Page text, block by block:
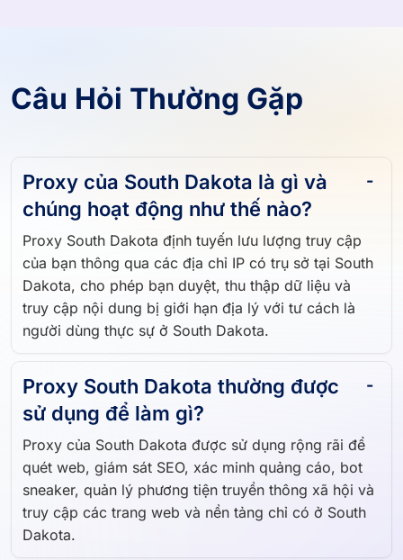
Proxy của South Dakota là gì và
chúng hoạt động như thế nào?
Proxy South Dakota định tuyến lưu lượng truy cập
của bạn thông qua các địa chỉ IP có trụ sở tại South
Dakota, cho phép bạn duyệt, thu thập dữ liệu và
truy cập nội dung bị giới hạn địa lý với tư cách là
Proxy South Dakota thường được
sử dụng để làm gì?
Proxy của South Dakota được sử dụng rộng rãi để
quét web, giám sát SEO, xác minh quảng cáo, bot
sneaker, quản lý phương tiện truyền thông xã hội và
truy cập các trang web và nền tảng chỉ có ở South